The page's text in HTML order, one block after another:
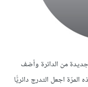
من الدائرة وأضف
اجعل التدرج دائريًّا